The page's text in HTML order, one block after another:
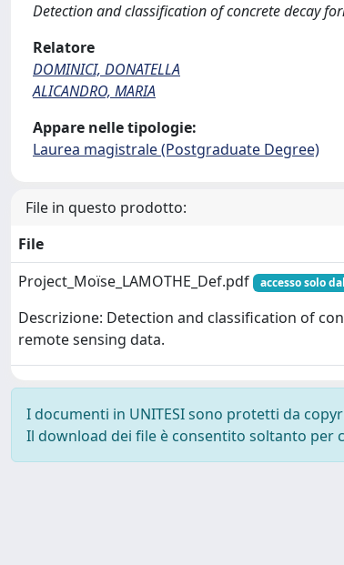
Detection and classification of concrete decay
Relatore
DOMINICI, DONATELLA
ALICANDRO, MARIA
Appare nelle tipologie:
Laurea magistrale (Postgraduate Degree)
File in questo prodotto:
File
Project_Moïse_LAMOTHE_Def.pdf
accesso solo
Descrizione: Detection and classification of
remote sensing data.
I documenti in UNITESI sono protetti da
Il download dei file è consentito soltanto per